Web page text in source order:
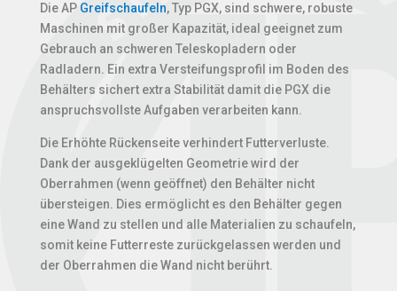
Die AP Greifschaufeln, Typ PGX, sind schwere, robuste
Maschinen mit großer Kapazität, ideal geeignet zum
Gebrauch an schweren Teleskopladern oder
Radladern. Ein extra Versteifungsprofil im Boden des
Behälters sichert extra Stabilität damit die PGX die
anspruchsvollste Aufgaben verarbeiten kann.
Die Erhöhte Rückenseite verhindert Futterverluste.
Dank der ausgeklügelten Geometrie wird der
Oberrahmen (wenn geöffnet) den Behälter nicht
übersteigen. Dies ermöglicht es den Behälter gegen
eine Wand zu stellen und alle Materialien zu schaufeln,
somit keine Futterreste zurückgelassen werden und
der Oberrahmen die Wand nicht berührt.